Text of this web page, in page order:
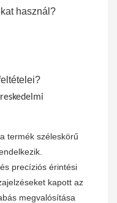
használ?
termék széleskörű
precíziós érintési
kapott az
megvalósítása